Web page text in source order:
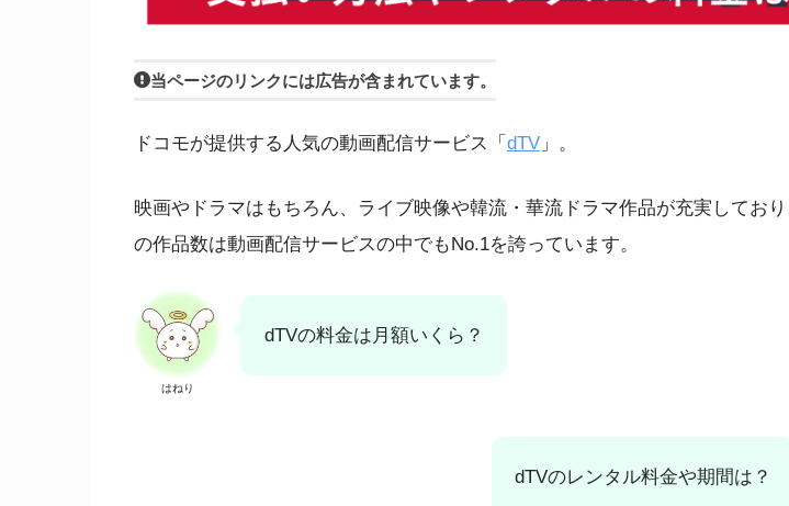
当ページのリンクには広告が含まれています。
ドコモが提供する人気の動画配信サービス「 dTV 」。
映画やドラマはもちろん、ライブ映像や韓流・華流ドラマ作品が充実してお
の作品数は動画配信サービスの中でもNo.1を誇っています。
はねり
dTVの料金は月額いくら？
dTVのレンタル料金や期間は？